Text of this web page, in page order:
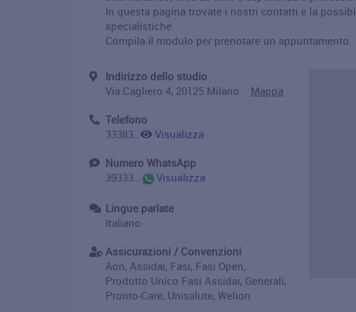
In questa pagina trovate i nostri contatti e la
specialistiche.
Compila il modulo per prenotare un appuntamento.
Indirizzo dello studio
Via Cagliero 4, 20125 Milano Mappa
Telefono
3338367015
Visualizza
Numero WhatsApp
393338367015
Visualizza
Lingue parlate
Italiano
Assicurazioni / Convenzioni
Aon, Assidai, Fasi, Fasi Open,
Prodotto Unico Fasi Assidai, Generali,
Pronto-Care, Unisalute, Welion